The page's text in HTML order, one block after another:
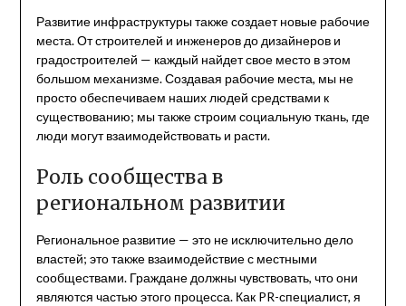
Развитие инфраструктуры также создает новые рабочие
места. От строителей и инженеров до дизайнеров и
градостроителей — каждый найдет свое место в этом
большом механизме. Создавая рабочие места, мы не
просто обеспечиваем наших людей средствами к
существованию; мы также строим социальную ткань, где
люди могут взаимодействовать и расти.
Роль сообщества в
региональном развитии
Региональное развитие — это не исключительно дело
властей; это также взаимодействие с местными
сообществами. Граждане должны чувствовать, что они
являются частью этого процесса. Как PR-специалист, я